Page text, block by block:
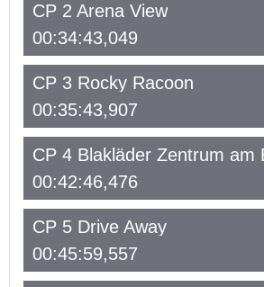
CP 2 Arena View
00:34:43,049
CP 3 Rocky Racoon
00:35:43,907
CP 4 Blakläder Zentrum am
00:42:46,476
CP 5 Drive Away
00:45:59,557